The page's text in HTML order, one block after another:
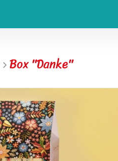
Box "Danke"